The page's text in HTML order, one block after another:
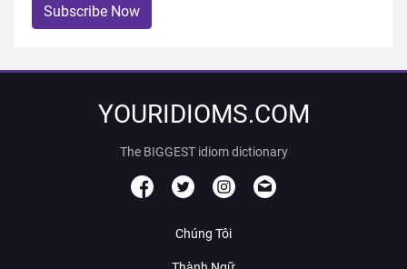
Subscribe Now
YOURIDIOMS.COM
The BIGGEST idiom dictionary
Chúng Tôi